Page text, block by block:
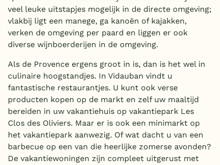
veel leuke uitstapjes mogelijk in de directe omgeving;
vlakbij ligt een manege, ga kanoën of kajakken,
verken de omgeving per paard en liggen er ook
diverse wijnboerderijen in de omgeving.
Als de Provence ergens groot in is, dan is het wel in
culinaire hoogstandjes. In Vidauban vindt u
fantastische restaurantjes. U kunt ook verse
producten kopen op de markt en zelf uw maaltijd
bereiden in uw vakantiehuis op vakantiepark Les
Clos des Oliviers. Maar er is ook een minimarkt op
het vakantiepark aanwezig. Of wat dacht u van een
barbecue op een van die heerlijke zomerse avonden?
De vakantiewoningen zijn compleet uitgerust met